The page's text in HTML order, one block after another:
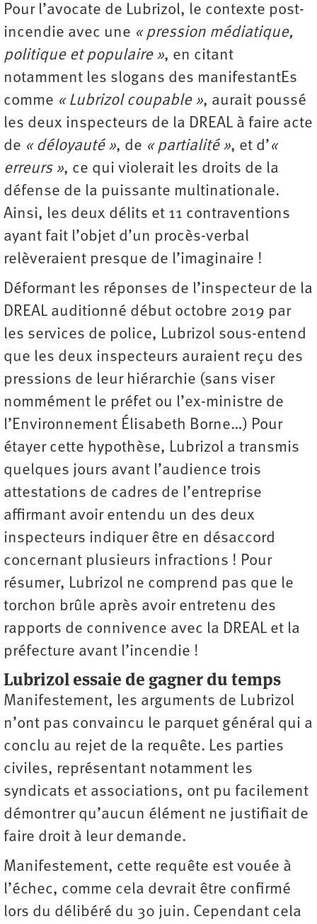
Pour l’avocate de Lubrizol, le contexte post-
incendie avec une « pression médiatique,
politique et populaire », en citant
notamment les slogans des manifestantEs
comme « Lubrizol coupable », aurait poussé
les deux inspecteurs de la DREAL à faire acte
de « déloyauté », de « partialité », et d’«
erreurs », ce qui violerait les droits de la
défense de la puissante multinationale.
Ainsi, les deux délits et 11 contraventions
ayant fait l’objet d’un procès-verbal
relèveraient presque de l’imaginaire !
Déformant les réponses de l’inspecteur de la
DREAL auditionné début octobre 2019 par
les services de police, Lubrizol sous-entend
que les deux inspecteurs auraient reçu des
pressions de leur hiérarchie (sans viser
nommément le préfet ou l’ex-ministre de
l’Environnement Élisabeth Borne…) Pour
étayer cette hypothèse, Lubrizol a transmis
quelques jours avant l’audience trois
attestations de cadres de l’entreprise
affirmant avoir entendu un des deux
inspecteurs indiquer être en désaccord
concernant plusieurs infractions ! Pour
résumer, Lubrizol ne comprend pas que le
torchon brûle après avoir entretenu des
rapports de connivence avec la DREAL et la
préfecture avant l’incendie !
Lubrizol essaie de gagner du temps
Manifestement, les arguments de Lubrizol
n’ont pas convaincu le parquet général qui a
conclu au rejet de la requête. Les parties
civiles, représentant notamment les
syndicats et associations, ont pu facilement
démontrer qu’aucun élément ne justifiait de
faire droit à leur demande.
Manifestement, cette requête est vouée à
l’échec, comme cela devrait être confirmé
lors du délibéré du 30 juin. Cependant cela